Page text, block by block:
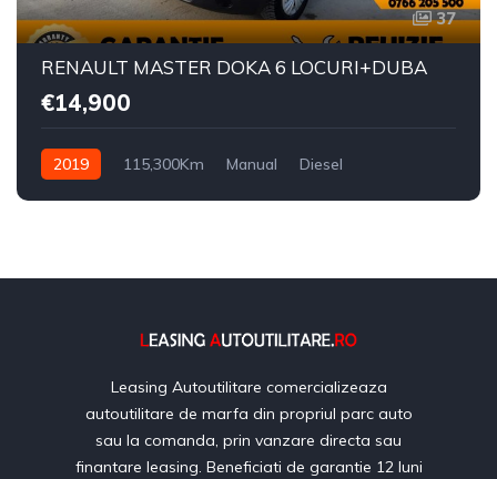
37
RENAULT MASTER DOKA 6 LOCURI+DUBA
€14,900
2019 115,300Km Manual Diesel
Leasing Autoutilitare comercializeaza
autoutilitare de marfa din propriul parc auto
sau la comanda, prin vanzare directa sau
finantare leasing. Beneficiati de garantie 12 luni